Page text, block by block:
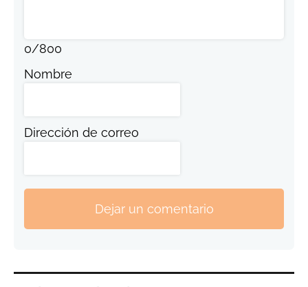
0/800
Nombre
Dirección de correo
Dejar un comentario